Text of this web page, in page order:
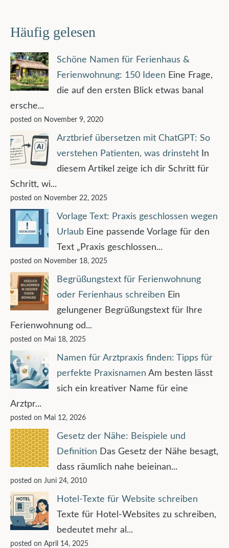
Häufig gelesen
Schöne Namen für Ferienhaus &
Ferienwohnung: 150 Ideen Eine Frage,
die auf den ersten Blick etwas banal
ersche...
posted on November 9, 2020
Arztbrief übersetzen mit ChatGPT: So
verstehen Patienten, was drinsteht
In
diesem Artikel zeige ich dir Schritt für
Schritt, wi...
posted on November 22, 2025
Vorlage Text: Praxis geschlossen wegen
Urlaub Eine passende Vorlage für den
Text „Praxis geschlossen...
posted on November 18, 2025
Begrüßungstext für Ferienwohnung
oder Ferienhaus schreiben Ein
gelungener Begrüßungstext für Ihre
Ferienwohnung od...
posted on Mai 18, 2025
Namen für Arztpraxis finden: Tipps für
perfekte Praxisnamen Am besten lässt
sich ein kreativer Name für eine
Arztpr...
posted on Mai 12, 2026
Gesetz der Nähe: Beispiele und
Definition Das Gesetz der Nähe besagt,
dass räumlich nahe beieinan...
posted on Juni 24, 2010
Hotel-Texte für Website schreiben
Texte für Hotel-Websites zu schreiben,
bedeutet mehr al...
posted on April 14, 2025